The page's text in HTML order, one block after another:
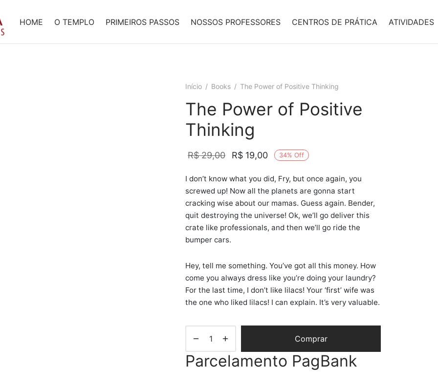
HOME O TEMPLO PRIMEIROS PASSOS NOSSOS PROFESSORES CENTROS DE PRÁTICA ATIVIDADES
Início / Books / The Power of Positive Thinking
The Power of Positive
Thinking
34% Off
R$29,00
O preço
era:
R$ 29,00.
R$ 19,00 O preço
R$ 19,00.
I don’t know what you did, Fry, but once again, you
screwed up! Now all the planets are gonna start
cracking wise about our mamas. Guess again. Bender,
quit destroying the universe! Ok, we’ll go deliver this
crate like professionals, and then we’ll go ride the
bumper cars.
Hey, tell me something. You’ve got all this money. How
come you always dress like you’re doing your laundry?
For the last time, I don’t like lilacs! Your ‘first’ wife was
the one who liked lilacs! I can explain. It’s very valuable.
Comprar
Parcelamento PagBank